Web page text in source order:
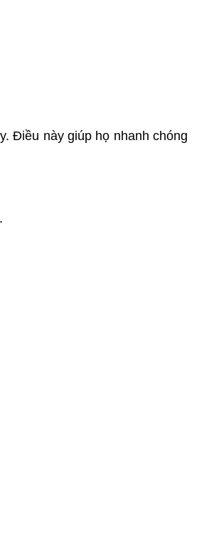
Điều này giúp họ nhanh chóng